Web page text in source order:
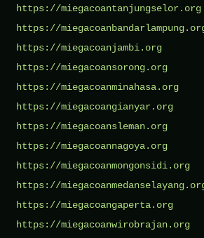
https://miegacoantanjungselor.org
https://
https://miegacoanjambi.org
https://miegacoansorong.org
https://miegacoanminahasa.org
https://miegacoangianyar.org
https://miegacoansleman.org
https://miegacoannagoya.org
https://miegacoanmongonsidi.org
https://
https://miegacoangaperta.org
https://miegacoanwirobrajan.org